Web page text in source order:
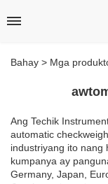
Bahay > Mga
Ang Techik
automatic
industriyang ito nang
kumpanya ay
Germany, Japan,